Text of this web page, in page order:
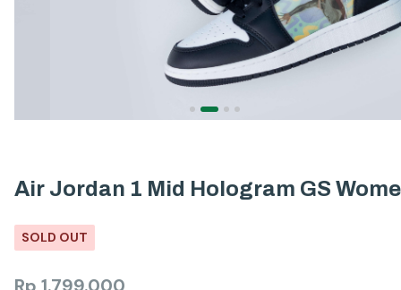
Air Jordan 1 Mid Hologram GS
SOLD OUT